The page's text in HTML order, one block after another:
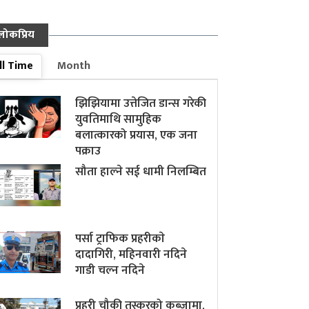
Time
Month
झिझियामा उत्तेजित डान्स गरेकी
युवतिमाथि सामुहिक
बलात्कारको प्रयास, एक जना
पक्राउ
सौता हाल्ने सई धामी निलम्बित
पर्सा ट्राफिक प्रहरीकाे
दादागिरी, महिनवारी नदिने
गाडी चल्न नदिने